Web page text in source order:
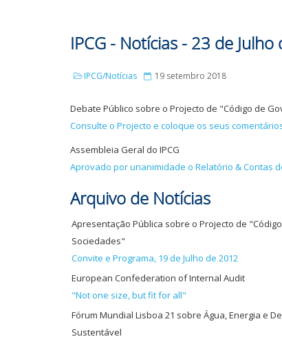
IPCG - Notícias - 23 de
IPCG/Notícias 19 setembro 2018
Debate Público sobre o Projecto de "Código de
Consulte o Projecto e coloque os seus
Assembleia Geral do IPCG
Aprovado por unanimidade o Relatório & Contas
Arquivo de Notícias
Apresentação Pública sobre o Projecto de
Sociedades"
Convite e Programa, 19 de Julho de 2012
European Confederation of Internal Audit
"Not one size, but fit for all"
Fórum Mundial Lisboa 21 sobre Água, Energia e
Sustentável